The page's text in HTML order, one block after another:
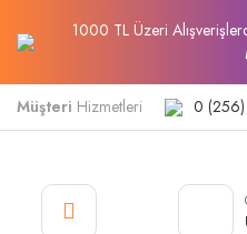
1000 TL Üzeri
Müşteri Hizmetleri 0